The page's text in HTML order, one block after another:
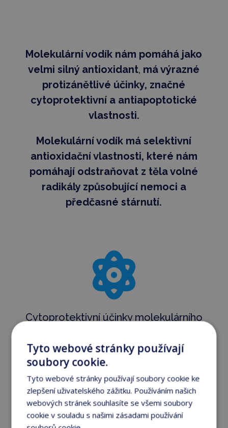
Molekulární vodík nám pomáhá jako
velmi silný antioxidant, má výrazné
protizánětlivé účinky, značné
cytoprotektivní a antiapoptotické
vlastnosti.
Molekulární vodík má selektivní
antioxidační vlastnosti, které nám
pomáhají odstraňovat z těla volné
radikály způsobující nemoci a
předčasné stárnutí.

Cytoprotektivní účinky molekulárního
škodlivými chemikáliemi.

Tyto webové stránky používají
soubory cookie.
Tyto webové stránky používají soubory cookie ke
zlepšení uživatelského zážitku. Používáním našich
webových stránek souhlasíte se všemi soubory
cookie v souladu s našimi zásadami používání